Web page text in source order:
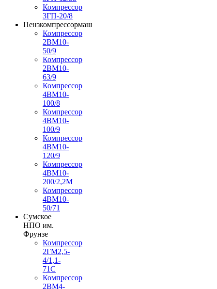
Компрессор
3ГП-20/8
Пензкомпрессормаш
Компрессор
2ВМ10-
50/9
Компрессор
2ВМ10-
63/9
Компрессор
4ВМ10-
100/8
Компрессор
4ВМ10-
100/9
Компрессор
4ВМ10-
120/9
Компрессор
4ВМ10-
200/2,2М
Компрессор
4ВМ10-
50/71
Сумское
НПО им.
Фрунзе
Компрессор
2ГМ2,5-
4/1,1-
71С
Компрессор
2ВМ4-